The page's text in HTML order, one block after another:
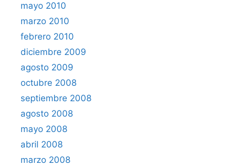
mayo 2010
marzo 2010
febrero 2010
diciembre 2009
agosto 2009
octubre 2008
septiembre 2008
agosto 2008
mayo 2008
abril 2008
marzo 2008